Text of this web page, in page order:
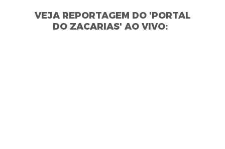
VEJA REPORTAGEM DO 'PORTAL
DO ZACARIAS' AO VIVO: